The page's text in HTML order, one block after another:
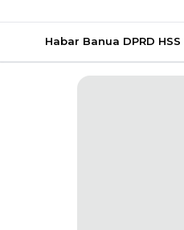
Habar Banua DPRD HSS